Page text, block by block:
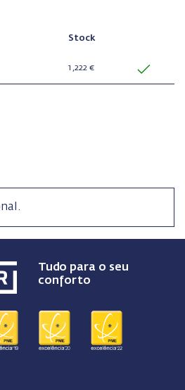
Stock
1,222 €
Tudo para o seu
conforto